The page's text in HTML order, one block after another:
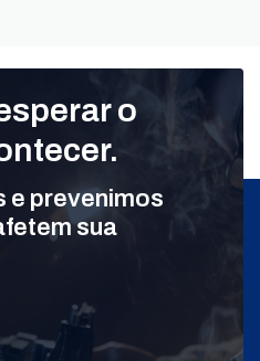
o
e prevenimos
sua